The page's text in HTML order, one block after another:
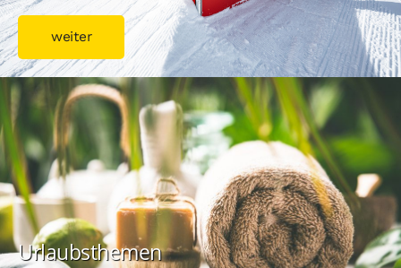
weiter
Urlaubsthemen